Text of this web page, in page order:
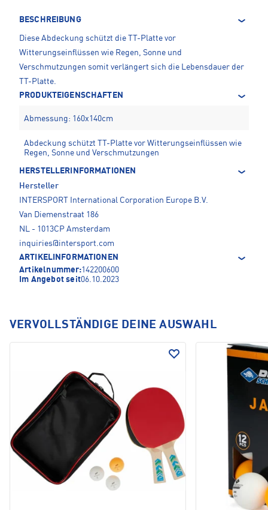
BESCHREIBUNG
Diese Abdeckung schützt die TT-Platte vor
Witterungseinflüssen wie Regen, Sonne und
Verschmutzungen somit verlängert sich die Lebensdauer der
TT-Platte.
PRODUKTEIGENSCHAFTEN
Abmessung: 160x140cm
Abdeckung schützt TT-Platte vor Witterungseinflüssen wie
Regen, Sonne und Verschmutzungen
HERSTELLERINFORMATIONEN
Hersteller
INTERSPORT International Corporation Europe B.V.
Van Diemenstraat 186
NL - 1013CP Amsterdam
inquiries@intersport.com
ARTIKELINFORMATIONEN
Artikelnummer:142200600
Im Angebot seit06.10.2023
VERVOLLSTÄNDIGE DEINE AUSWAHL